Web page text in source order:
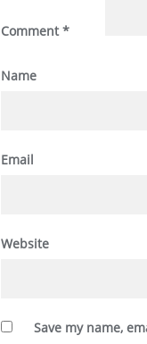
Comment*
Name
Email
Website
Save my name,